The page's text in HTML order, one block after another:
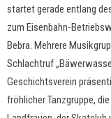
startet gerade entlang
zum Eisenbahn-
Bebra. Mehrere
Schlachtruf
Geschichtsverein
fröhlicher Tanzgruppe,